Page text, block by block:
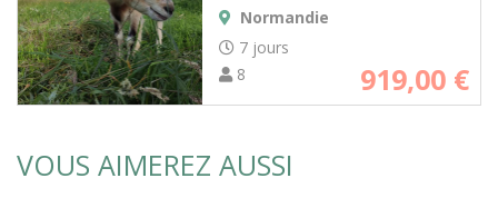
Normandie
7 jours
8
919,00 €
VOUS AIMEREZ AUSSI